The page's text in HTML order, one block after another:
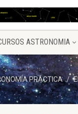
ASTRONOMIA
PRÁCTICA